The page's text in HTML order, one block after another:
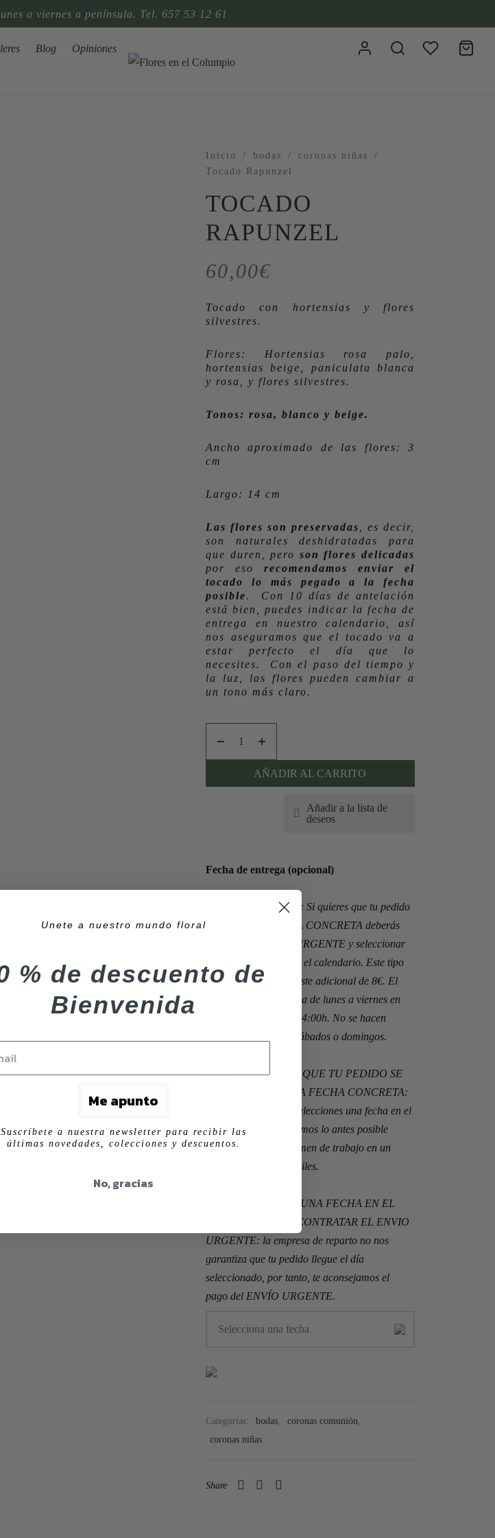
a viernes a península. Tel. 657 53 12 61
Blog Opiniones
Inicio / bodas / coronas niñas
/
Tocado Rapunzel
TOCADO
RAPUNZEL
60,00€
Tocado con hortensias y flores
silvestres.
Flores: Hortensias rosa palo,
hortensias beige, paniculata blanca
y rosa, y flores silvestres.
Tonos: rosa, blanco y beige.
Ancho aproximado de las flores: 3
cm
Largo: 14 cm
Las flores son preservadas
, es decir,
son naturales deshidratadas para
que duren, pero son flores delicadas
por eso recomendamos enviar el
tocado lo más pegado a la fecha
posible. Con 10 días de antelación
está bien, puedes indicar la fecha de
entrega en nuestro calendario, así
nos aseguramos que el tocado va a
estar perfecto el día que lo
necesites. Con el paso del tiempo y
la luz, las flores pueden cambiar a
un tono más claro.
AÑADIR AL CARRITO
Añadir a la lista de
deseos
Fecha de entrega (opcional)
Categorías: bodas, coronas comunión,
coronas niñas
Share
Unete a nuestro mundo floral
% de descuento de
Bienvenida
Me apunto
Suscríbete a nuestra newsletter para recibir las
últimas novedades, colecciones y descuentos.
No, gracias